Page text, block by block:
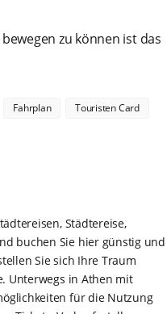
zu können ist das
Fahrplan
Touristen Card
Städtereise,
buchen Sie hier günstig und
Sie sich Ihre Traum
Unterwegs in Athen mit
für die Nutzung